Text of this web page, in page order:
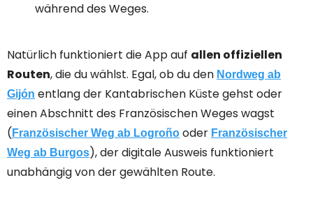
während des Weges.
Natürlich funktioniert die App auf allen offiziellen
Routen, die du wählst. Egal, ob du den Nordweg ab
Gijón entlang der Kantabrischen Küste gehst oder
einen Abschnitt des Französischen Weges wagst
( Französischer Weg ab Logroño oder Französischer
Weg ab Burgos), der digitale Ausweis funktioniert
unabhängig von der gewählten Route.